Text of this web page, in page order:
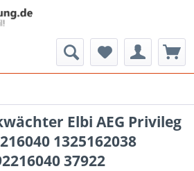
Elbi AEG Privileg
1325162038
37922